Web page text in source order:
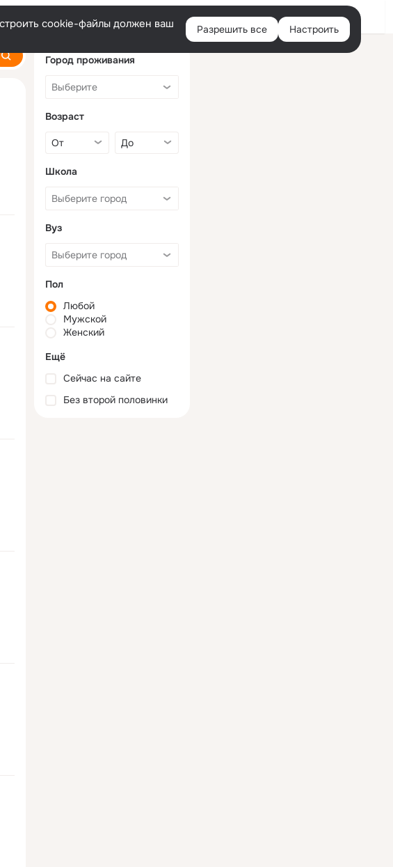
Войти
cookie-файлы должен ваш
Разрешить все Настроить
Город проживания
Возраст
Школа
Вуз
Пол
Любой
Мужской
Женский
Ещё
Сейчас на сайте
Без второй половинки